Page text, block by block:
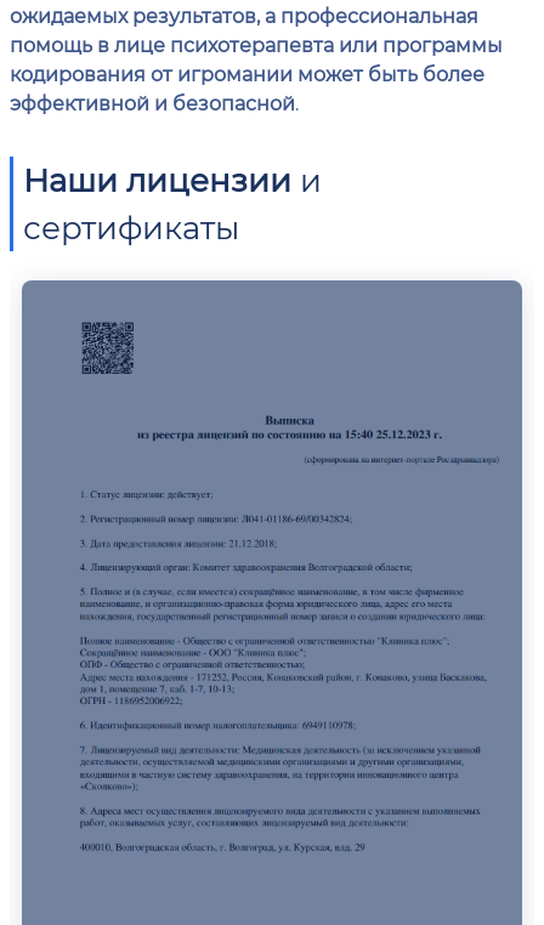
ожидаемых результатов, а профессиональная
помощь в лице психотерапевта или программы
кодирования от игромании может быть более
эффективной и безопасной.
Наши лицензии и
сертификаты